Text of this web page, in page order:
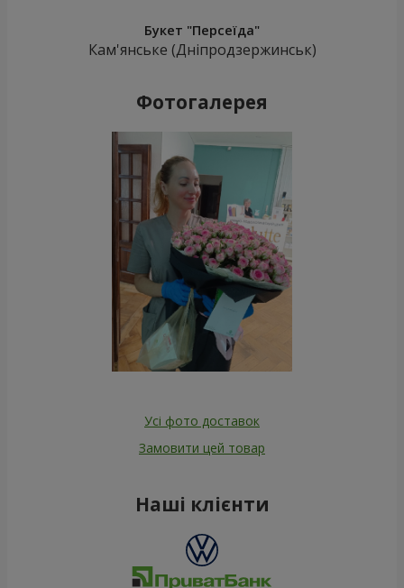
Букет "Персеїда"
Кам'янське (Дніпродзержинськ)
Фотогалерея
Усі фото доставок
Замовити цей товар
Наші клієнти